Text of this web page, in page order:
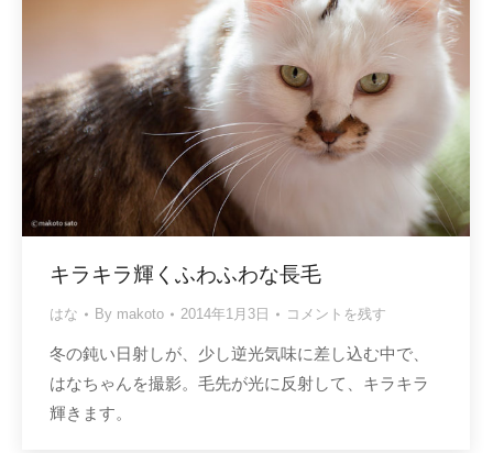
キラキラ輝くふわふわな長毛
はな By makoto 2014年1月3日 コメントを残す
冬の鈍い日射しが、少し逆光気味に差し込む中で、
はなちゃんを撮影。毛先が光に反射して、キラキラ
輝きます。